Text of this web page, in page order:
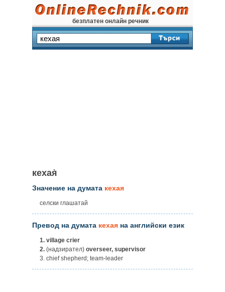
безплатен онлайн речник
кехая̀
Значение на думата кехая
селски глашатай
Превод на думата кехая на английски език
1. village crier
2. (надзирател) overseer, supervisor
3. chief shepherd; team-leader